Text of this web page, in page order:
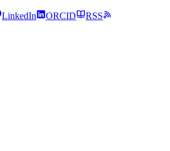
LinkedIn ORCID RSS